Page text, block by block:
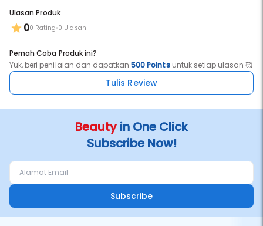
Ulasan Produk
00 Rating 0 Ulasan
Pernah Coba Produk ini?
Yuk, beri penilaian dan dapatkan500 Pointsuntuk setiap ulasan 🥰
Tulis Review
Beautyin One Click
Subscribe Now!
Subscribe